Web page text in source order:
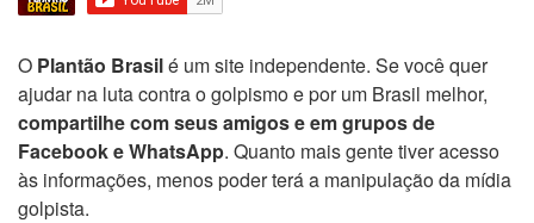
O Plantão Brasilé um site independente. Se você quer
ajudar na luta contra o golpismo e por um Brasil melhor,
compartilhe com seus amigos e em grupos de
Facebook e WhatsApp. Quanto mais gente tiver acesso
às informações, menos poder terá a manipulação da mídia
golpista.